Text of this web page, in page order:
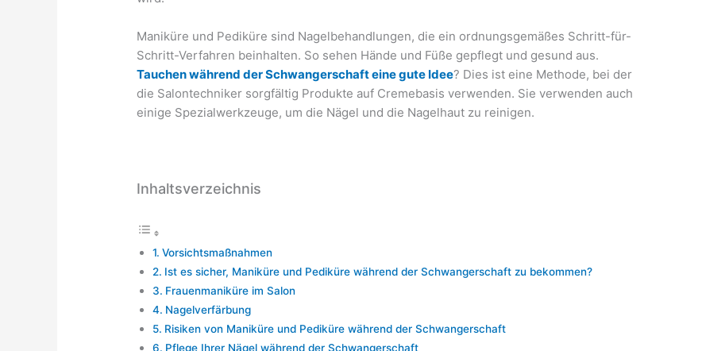
Maniküre und Pediküre sind Nagelbehandlungen, die ein ordnungsgemäßes Schritt-für-
Schritt-Verfahren beinhalten. So sehen Hände und Füße gepflegt und gesund aus.
Tauchen während der Schwangerschaft eine gute Idee? Dies ist eine Methode, bei der
die Salontechniker sorgfältig Produkte auf Cremebasis verwenden. Sie verwenden auch
einige Spezialwerkzeuge, um die Nägel und die Nagelhaut zu reinigen.
Inhaltsverzeichnis
Vorsichtsmaßnahmen
Ist es sicher, Maniküre und Pediküre während der Schwangerschaft zu bekommen?
Frauenmaniküre im Salon
Nagelverfärbung
Risiken von Maniküre und Pediküre während der Schwangerschaft
Pflege Ihrer Nägel während der Schwangerschaft